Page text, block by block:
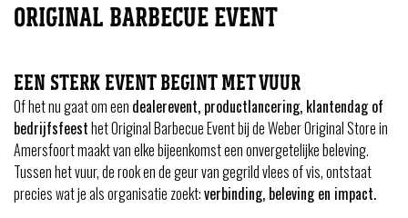
ORIGINAL BARBECUE EVENT
EEN STERK EVENT BEGINT MET VUUR
Of het nu gaat om een dealerevent, productlancering, klantendag of
bedrijfsfeesthet Original Barbecue Event bij de Weber Original Store in
Amersfoort maakt van elke bijeenkomst een onvergetelijke beleving.
Tussen het vuur, de rook en de geur van gegrild vlees of vis, ontstaat
precies wat je als organisatie zoekt:verbinding, beleving en impact.